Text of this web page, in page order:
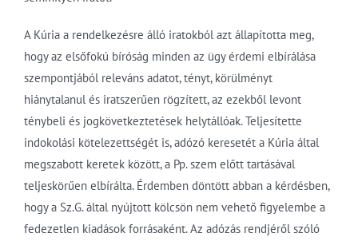
A Kúria a rendelkezésre álló iratokból azt állapította meg,
hogy az elsőfokú bíróság minden az ügy érdemi elbírálása
szempontjából releváns adatot, tényt, körülményt
hiánytalanul és iratszerűen rögzített, az ezekből levont
ténybeli és jogkövetkeztetések helytállóak. Teljesítette
indokolási kötelezettségét is, adózó keresetét a Kúria által
megszabott keretek között, a Pp. szem előtt tartásával
teljeskörűen elbírálta. Érdemben döntött abban a kérdésben,
hogy a Sz.G. által nyújtott kölcsön nem vehető figyelembe a
fedezetlen kiadások forrásaként. Az adózás rendjéről szóló